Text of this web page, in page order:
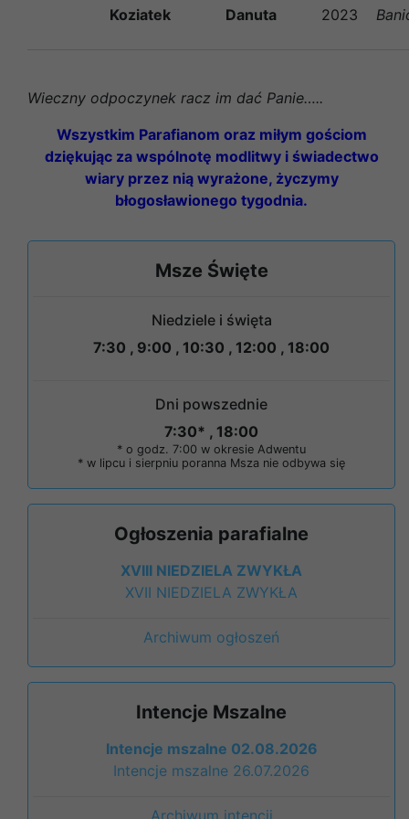
Koziatek Danuta 2023
Wieczny odpoczynek racz im dać Panie…..
Wszystkim Parafianom oraz miłym gościom
dziękując za wspólnotę modlitwy i świadectwo
wiary przez nią wyrażone, życzymy
błogosławionego tygodnia.
Msze Święte
Niedziele i święta
7:30 , 9:00 , 10:30 , 12:00 , 18:00
Dni powszednie
7:30* , 18:00
* o godz. 7:00 w okresie Adwentu
* w lipcu i sierpniu poranna Msza nie odbywa się
Ogłoszenia parafialne
XVIII NIEDZIELA ZWYKŁA
XVII NIEDZIELA ZWYKŁA
Archiwum ogłoszeń
Intencje Mszalne
Intencje mszalne 02.08.2026
Intencje mszalne 26.07.2026
Archiwum intencji